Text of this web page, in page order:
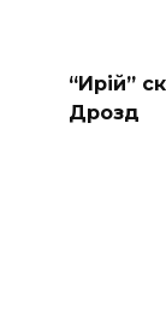
“Ирій”
Дрозд